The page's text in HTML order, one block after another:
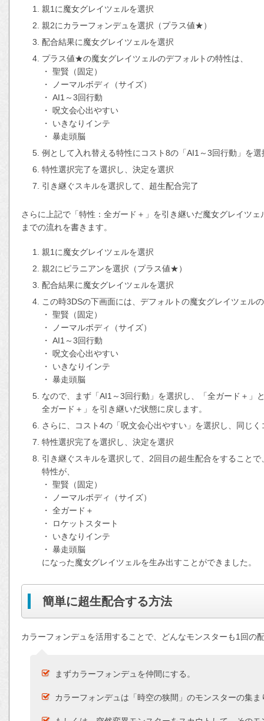
親1に魔女グレイツェルを選択
親2にカラーフォンデュを選択（プラス値★）
配合結果に魔女グレイツェルを選択
プラス値★の魔女グレイツェルのデフォルトの特性は、
・ 聖賢（固定）
・ ノーマルボディ（サイズ）
・ AI1～3回行動
・ 呪文会心出やすい
・ いきなりインテ
・ 暴走頭脳
例として入れ替える特性にコスト8の「AI1～3回行動」を
特性選択完了を選択し、決定を選択
引き継ぐスキルを選択して、超生配合完了
さらに上記で「特性：全ガード＋」を引き継いだ魔女グレイツ
までの流れを書きます。
親1に魔女グレイツェルを選択
親2にピラニアンを選択（プラス値★）
配合結果に魔女グレイツェルを選択
この時3DSの下画面には、デフォルトの魔女グレイツェル
・ 聖賢（固定）
・ ノーマルボディ（サイズ）
・ AI1～3回行動
・ 呪文会心出やすい
・ いきなりインテ
・ 暴走頭脳
なので、まず「AI1～3回行動」を選択し、「全ガード＋」
全ガード＋」を引き継いだ状態に戻します。
さらに、コスト4の「呪文会心出やすい」を選択し、同じ
特性選択完了を選択し、決定を選択
引き継ぐスキルを選択して、2回目の超生配合をすることで
特性が、
・ 聖賢（固定）
・ ノーマルボディ（サイズ）
・ 全ガード＋
・ ロケットスタート
・ いきなりインテ
・ 暴走頭脳
になった魔女グレイツェルを生み出すことができました。
簡単に超生配合する方法
カラーフォンデュを活用することで、どんなモンスターも1回の
まずカラーフォンデュを仲間にする。
カラーフォンデュは「時空の狭間」のモンスターの集ま